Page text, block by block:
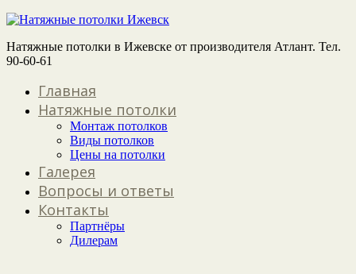
Натяжные потолки в Ижевске от производителя Атлант. Тел.
90-60-61
Главная
Натяжные потолки
Монтаж потолков
Виды потолков
Цены на потолки
Галерея
Вопросы и ответы
Контакты
Партнёры
Дилерам